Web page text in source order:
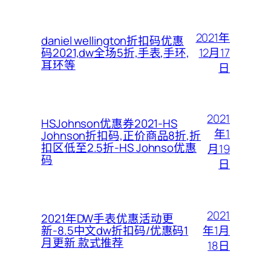
daniel wellington折扣码优惠
码2021,dw全场5折,手表,手环,
耳环等
2021年
12月17
日
HSJohnson优惠券2021-HS
Johnson折扣码,正价商品8折,折
扣区低至2.5折-HS Johnso优惠
码
2021
年1
月19
日
2021年DW手表优惠活动更
新-8.5中文dw折扣码/优惠码1
月更新 款式推荐
2021
年1月
18日